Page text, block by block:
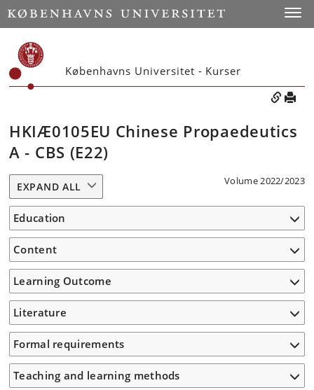
Københavns Universitet - Kurser
HKIÆ0105EU Chinese Propaedeutics
A - CBS (E22)
Volume 2022/2023
EXPAND ALL
Education
Content
Learning Outcome
Literature
Formal requirements
Teaching and learning methods